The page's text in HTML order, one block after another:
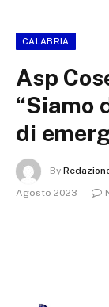
CALABRIA
Asp
“Siamo
di
By
Agosto 2023